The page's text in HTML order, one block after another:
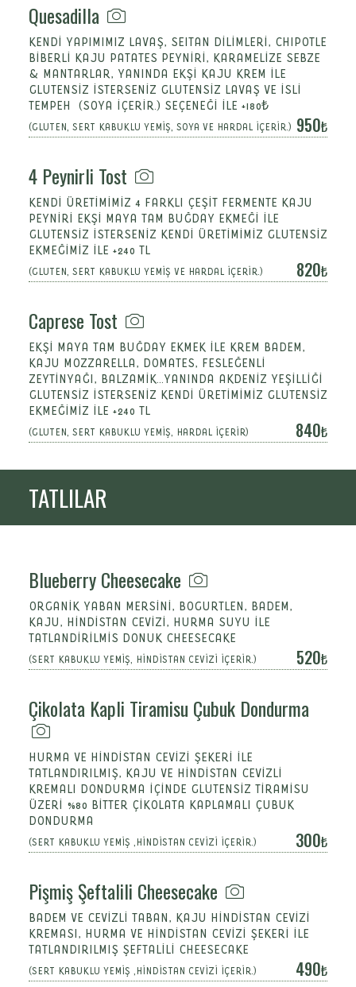
Quesadilla
KENDİ YAPIMIMIZ LAVAŞ, SEITAN DİLİMLERİ, CHIPOTLE
BİBERLİ KAJU PATATES PEYNİRİ, KARAMELİZE SEBZE
& MANTARLAR, YANINDA EKŞİ KAJU KREM İLE
GLUTENSİZ İSTERSENİZ GLUTENSİZ LAVAŞ VE İSLİ
TEMPEH (SOYA İÇERİR.) SEÇENEĞİ İLE +180₺
(GLUTEN, SERT KABUKLU YEMİŞ, SOYA VE HARDAL İÇERİR.) 950
4 Peynirli Tost
KENDİ ÜRETİMİMİZ 4 FARKLI ÇEŞİT FERMENTE KAJU
PEYNİRİ EKŞİ MAYA TAM BUĞDAY EKMEĞİ İLE
GLUTENSİZ İSTERSENİZ KENDİ ÜRETİMİMİZ GLUTENSİZ
EKMEĞİMİZ İLE +240 TL
(GLUTEN, SERT KABUKLU YEMİŞ VE HARDAL İÇERİR.) 820
Caprese Tost
EKŞI MAYA TAM BUĞDAY EKMEK ILE KREM BADEM,
KAJU MOZZARELLA, DOMATES, FESLEĞENLI
ZEYTINYAĞI, BALZAMIK...YANINDA AKDENIZ YEŞILLIĞI
GLUTENSİZ İSTERSENİZ KENDİ ÜRETİMİMİZ GLUTENSİZ
EKMEĞİMİZ İLE +240 TL
(GLUTEN, SERT KABUKLU YEMİŞ, HARDAL İÇERİR) 840
TATLILAR
Blueberry Cheesecake
ORGANIK YABAN MERSINI, BOGURTLEN, BADEM,
KAJU, HINDISTAN CEVIZI, HURMA SUYU ILE
TATLANDIRILMIS DONUK CHEESECAKE
(SERT KABUKLU YEMİŞ, HİNDİSTAN CEVİZİ İÇERİR.) 520
Çikolata Kapli Tiramisu Çubuk Dondurma
HURMA VE HİNDİSTAN CEVİZİ ŞEKERİ İLE
TATLANDIRILMIŞ, KAJU VE HİNDİSTAN CEVİZLİ
KREMALI DONDURMA İÇİNDE GLUTENSİZ TİRAMİSU
ÜZERİ %80 BİTTER ÇİKOLATA KAPLAMALI ÇUBUK
DONDURMA
(SERT KABUKLU YEMİŞ ,HİNDİSTAN CEVİZİ İÇERİR.) 300
Pişmiş Şeftalili Cheesecake
BADEM VE CEVIZLI TABAN, KAJU HINDISTAN CEVIZI
KREMASI, HURMA VE HINDISTAN CEVIZI ŞEKERI ILE
TATLANDIRILMIŞ ŞEFTALILI CHEESECAKE
(SERT KABUKLU YEMİŞ ,HİNDİSTAN CEVİZİ İÇERİR.) 490